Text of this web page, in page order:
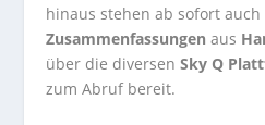
hinaus stehen ab sofort auch
Zusammenfassungenaus
über die diversenSky Q
zum Abruf bereit.